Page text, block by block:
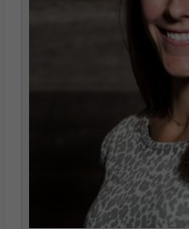
Donne più potenti al